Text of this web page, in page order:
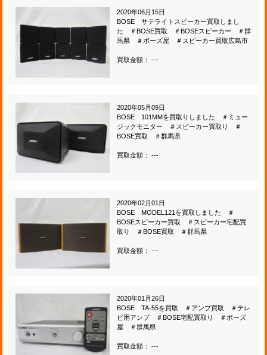
2020年06月15日
BOSE サテライトスピーカー買取しまし
た ＃BOSE買取 ＃BOSEスピーカー ＃群
馬県 ＃ボーズ屋 ＃スピーカー買取広島市
買取金額： ---
2020年05月09日
BOSE 101MMを買取りしました ＃ミュー
ジックモニター ＃スピーカー買取り ＃
BOSE買取 ＃群馬県
買取金額： ---
2020年02月01日
BOSE MODEL121を買取しました ＃
BOSEスピーカー買取 ＃スピーカー宅配買
取り ＃BOSE買取 ＃群馬県
買取金額： ---
2020年01月26日
BOSE TA-55を買取 ＃アンプ買取 ＃テレ
ビ用アンプ ＃BOSE宅配買取り ＃ボーズ
屋 ＃群馬県
買取金額： ---